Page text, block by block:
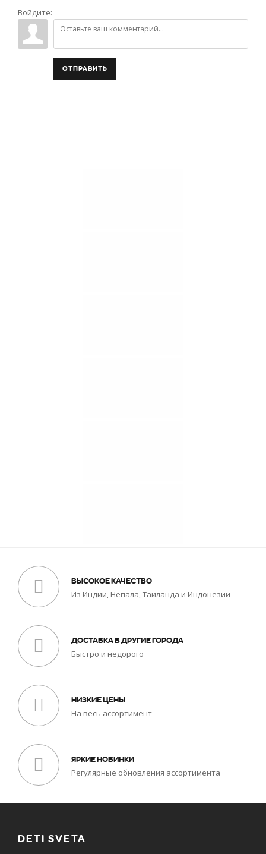
Войдите:
ОТПРАВИТЬ
ВЫСОКОЕ КАЧЕСТВО
Из Индии, Непала, Таиланда и Индонезии
ДОСТАВКА В ДРУГИЕ ГОРОДА
Быстро и недорого
НИЗКИЕ ЦЕНЫ
На весь ассортимент
ЯРКИЕ НОВИНКИ
Регулярные обновления ассортимента
DETI SVETA